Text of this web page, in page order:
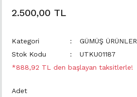
2.500,00 TL
Kategori GÜMÜŞ ÜRÜNLER
Stok Kodu
UTKU01187
*888,92 TL den başlayan taksitlerle!
Adet